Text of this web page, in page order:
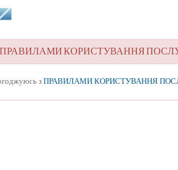
зПРАВИЛАМИ КОРИСТУВАННЯ